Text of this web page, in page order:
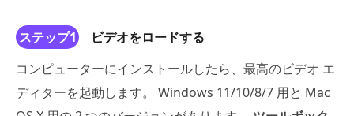
ステップ1
ビデオをロードする
コンピューターにインストールしたら、最高のビデオ エ
ディターを起動します。 Windows 11/10/8/7 用と Mac